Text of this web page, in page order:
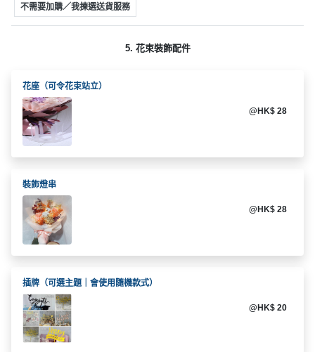
廳
場
地
新
玩
樂
體
作
工
作
坊
不需要加購／我揀選送貨服務
5. 花束裝飾配件
花座（可令花束站立）
@HK$ 28
裝飾燈串
@HK$ 28
插牌（可選主題｜會使用隨機款式）
@HK$ 20